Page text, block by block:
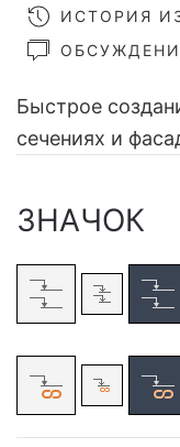
ИСТОРИЯ
Быстрое
сечениях и
ЗНАЧОК